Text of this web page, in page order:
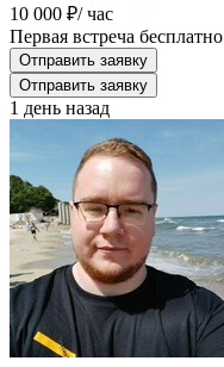
10 000 ₽/ час
Первая встреча бесплатно
Отправить заявку
Отправить заявку
1 день назад